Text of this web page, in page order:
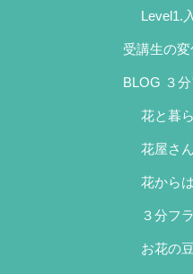
Level1.
受講生の変
BLOG ３
花と暮
花屋さ
花から
３分フ
お花の